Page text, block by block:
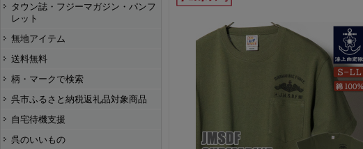
タウン誌・フジーマガジン・パンフ
レット
無地アイテム
送料無料
柄・マークで検索
呉市ふるさと納税返礼品対象商品
自宅待機支援
呉のいいもの